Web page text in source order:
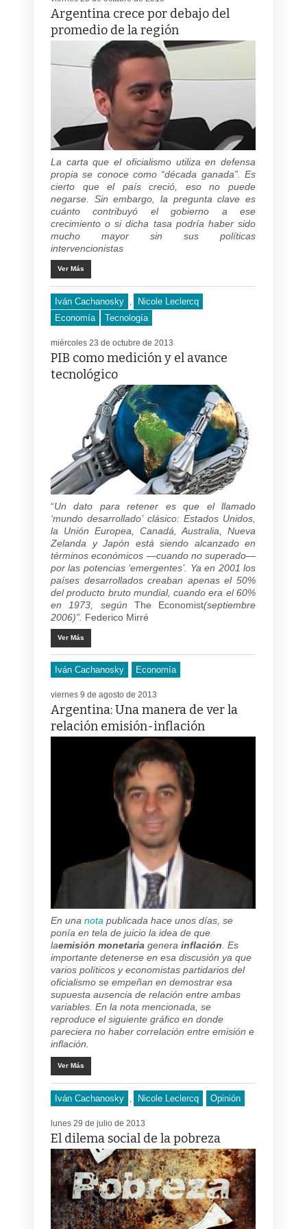
Argentina crece por debajo del
promedio de la región
La carta que el oficialismo utiliza en defensa
propia se conoce como “década ganada”. Es
cierto que el país creció, eso no puede
negarse. Sin embargo, la pregunta clave es
cuánto contribuyó el gobierno a ese
crecimiento o si dicha tasa podría haber sido
mucho mayor sin sus políticas
intervencionistas
Ver Más
Iván Cachanosky
Nicole Leclercq
Economía
Tecnología
miércoles 23 de octubre de 2013
PIB como medición y el avance
tecnológico
“Un dato para retener es que el llamado
‘mundo desarrollado’ clásico: Estados Unidos,
la Unión Europea, Canadá, Australia, Nueva
Zelanda y Japón está siendo alcanzado en
términos económicos —cuando no superado—
por las potencias ‘emergentes’. Ya en 2001 los
países desarrollados creaban apenas el 50%
del producto bruto mundial, cuando era el 60%
en 1973, según The Economist(septiembre
2006)”. Federico Mirré
Ver Más
Iván Cachanosky Economía
viernes 9 de agosto de 2013
Argentina: Una manera de ver la
relación emisión-inflación
En una nota publicada hace unos días, se
ponía en tela de juicio la idea de que
laemisión monetaria genera inflación . Es
importante detenerse en esa discusión ya que
varios políticos y economistas partidarios del
oficialismo se empeñan en demostrar esa
supuesta ausencia de relación entre ambas
variables. En la nota mencionada, se
reproduce el siguiente gráfico en donde
pareciera no haber correlación entre emisión e
inflación.
Ver Más
Iván Cachanosky Nicole Leclercq Opinión
lunes 29 de julio de 2013
El dilema social de la pobreza